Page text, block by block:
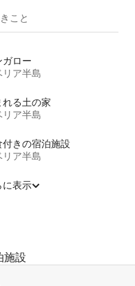
こと
ガロー
リア半島
れる土の家
リア半島
付きの宿泊施設
リア半島
に表示
施設